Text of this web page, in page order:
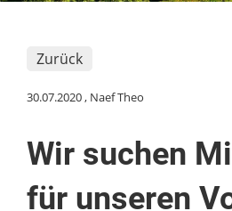
Zurück
30.07.2020, Naef Theo
Wir suchen
für unseren